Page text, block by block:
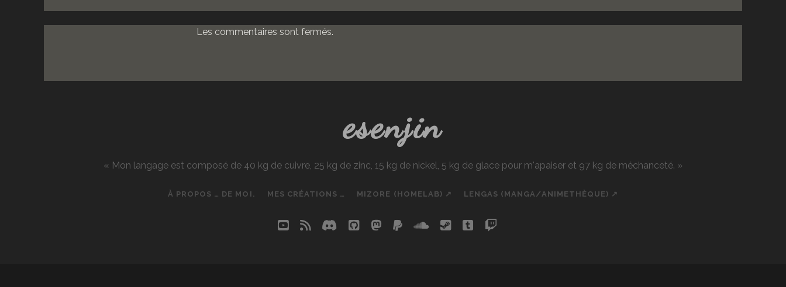
Les commentaires sont fermés.
esenjin
« Mon langage est composé de 40 kg de cuivre, 25 kg de zinc, 15 kg de nickel, 5 kg de glace pour m'apaiser et 97 kg de méchanceté. »
À PROPOS … DE MOI. MES CRÉATIONS … MIZORE (HOMELAB) ↗ LENGAS (MANGA/ANIMETHÈQUE) ↗
youtube
rss discord
githubmastodon
paypalsoundcloud
steamtumblrtwitch